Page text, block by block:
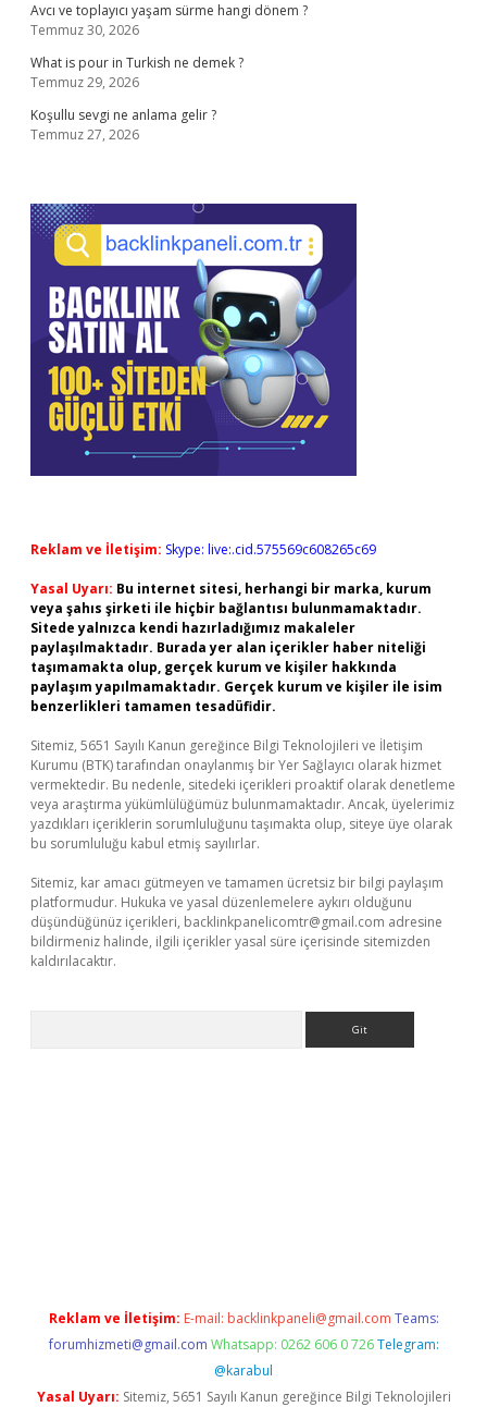
Avcı ve toplayıcı yaşam sürme hangi dönem ?
Temmuz 30, 2026
What is pour in Turkish ne demek ?
Temmuz 29, 2026
Koşullu sevgi ne anlama gelir ?
Temmuz 27, 2026
Reklam ve İletişim: Skype: live:.cid.575569c608265c69
Yasal Uyarı: Bu internet sitesi, herhangi bir marka, kurum
veya şahıs şirketi ile hiçbir bağlantısı bulunmamaktadır.
Sitede yalnızca kendi hazırladığımız makaleler
paylaşılmaktadır. Burada yer alan içerikler haber niteliği
taşımamakta olup, gerçek kurum ve kişiler hakkında
paylaşım yapılmamaktadır. Gerçek kurum ve kişiler ile isim
benzerlikleri tamamen tesadüfidir.
Sitemiz, 5651 Sayılı Kanun gereğince Bilgi Teknolojileri ve İletişim
Kurumu (BTK) tarafından onaylanmış bir Yer Sağlayıcı olarak hizmet
vermektedir. Bu nedenle, sitedeki içerikleri proaktif olarak denetleme
veya araştırma yükümlülüğümüz bulunmamaktadır. Ancak, üyelerimiz
yazdıkları içeriklerin sorumluluğunu taşımakta olup, siteye üye olarak
bu sorumluluğu kabul etmiş sayılırlar.
Sitemiz, kar amacı gütmeyen ve tamamen ücretsiz bir bilgi paylaşım
platformudur. Hukuka ve yasal düzenlemelere aykırı olduğunu
düşündüğünüz içerikleri, backlinkpanelicomtr@gmail.com adresine
bildirmeniz halinde, ilgili içerikler yasal süre içerisinde sitemizden
kaldırılacaktır.
Reklam ve İletişim: E-mail: backlinkpaneli@gmail.com Teams:
forumhizmeti@gmail.com Whatsapp: 0262 606 0 726 Telegram:
@karabul
Yasal Uyarı: Sitemiz, 5651 Sayılı Kanun gereğince Bilgi Teknolojileri